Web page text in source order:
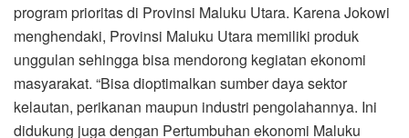
program prioritas di Provinsi Maluku Utara. Karena Jokowi
menghendaki, Provinsi Maluku Utara memiliki produk
unggulan sehingga bisa mendorong kegiatan ekonomi
masyarakat. “Bisa dioptimalkan sumber daya sektor
kelautan, perikanan maupun industri pengolahannya. Ini
didukung juga dengan Pertumbuhan ekonomi Maluku